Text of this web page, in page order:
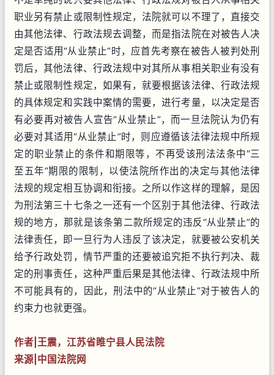
职业另有禁止或限制性规定，法院就可以不理了，直接交
由其他法律、行政法规去调整，而是指法院在对被告人决
定是否适用“从业禁止”时，应首先考察在被告人被判处刑
罚后，其他法律、行政法规中对其所从事相关职业有没有
禁止或限制性规定，如果有，就要根据该法律、行政法规
的具体规定和实践中案情的需要，进行考量，以决定是否
有必要再对被告人宣告“从业禁止”，而一旦法院认为仍有
必要对其适用“从业禁止”时，则应遵循该法律法规中所规
定的职业禁止的条件和期限等，不再受该刑法法条中“三
至五年”期限的限制，以使法院所作出的决定与其他法律
法规的规定相互协调和衔接。之所以作这样的理解，是因
为刑法第三十七条之一还有一个区别于其他法律、行政法
规的地方，那就是该条第二款所规定的违反“从业禁止”的
法律责任，即一旦行为人违反了该决定，就要被公安机关
给予行政处罚，情节严重的还要被追究拒不执行判决、裁
定的刑事责任，这种严重后果是其他法律、行政法规中所
不可能具有的，因此，刑法中的“从业禁止”对于被告人的
约束力也就更强。
作者|王震，江苏省睢宁县人民法院
来源|中国法院网